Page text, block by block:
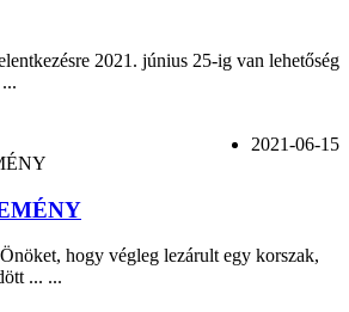
2021. június 25-ig van lehetőség
2021-06-15
hogy végleg lezárult egy korszak,
... ...